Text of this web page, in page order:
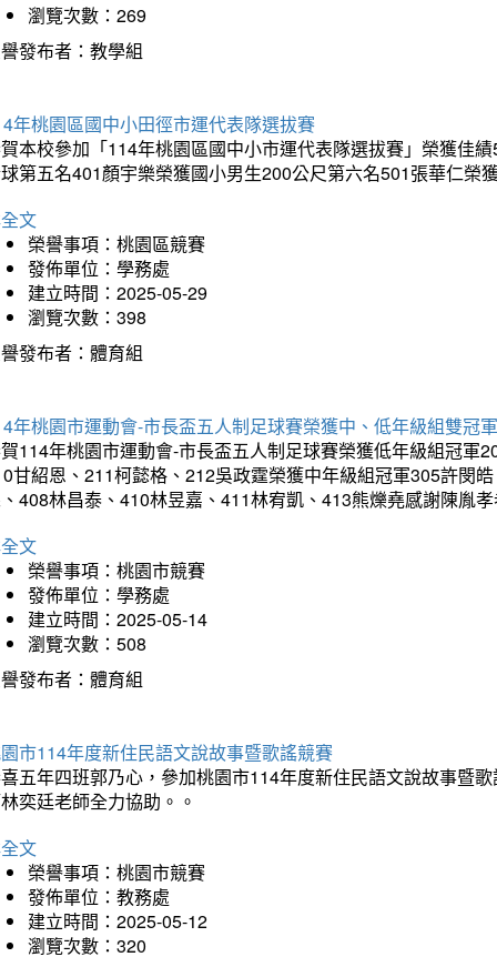
瀏覽次數：269
發布者：教學組
年桃園區國中小田徑市運代表隊選拔賽
本校參加「114年桃園區國中小市運代表隊選拔賽」榮獲佳
第五名401顏宇樂榮獲國小男生200公尺第六名501張華仁
文
榮譽事項：桃園區競賽
發佈單位：學務處
建立時間：2025-05-29
瀏覽次數：398
發布者：體育組
年桃園市運動會-市長盃五人制足球賽榮獲中、低年級組雙冠軍
114年桃園市運動會-市長盃五人制足球賽榮獲低年級組冠
甘紹恩、211柯懿格、212吳政霆榮獲中年級組冠軍305許閔
408林昌泰、410林昱嘉、411林宥凱、413熊爍堯感謝陳胤
文
榮譽事項：桃園市競賽
發佈單位：學務處
建立時間：2025-05-14
瀏覽次數：508
發布者：體育組
市114年度新住民語文說故事暨歌謠競賽
五年四班郭乃心，參加桃園市114年度新住民語文說故事暨
奕廷老師全力協助。。
文
榮譽事項：桃園市競賽
發佈單位：教務處
建立時間：2025-05-12
瀏覽次數：320